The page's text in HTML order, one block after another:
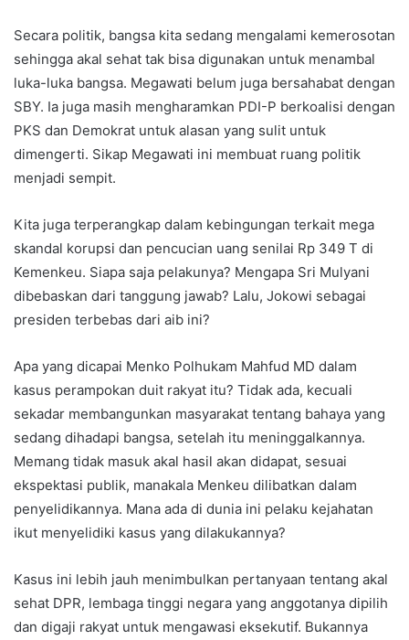
Secara politik, bangsa kita sedang mengalami kemerosotan
sehingga akal sehat tak bisa digunakan untuk menambal
luka-luka bangsa. Megawati belum juga bersahabat dengan
SBY. Ia juga masih mengharamkan PDI-P berkoalisi dengan
PKS dan Demokrat untuk alasan yang sulit untuk
dimengerti. Sikap Megawati ini membuat ruang politik
menjadi sempit.
Kita juga terperangkap dalam kebingungan terkait mega
skandal korupsi dan pencucian uang senilai Rp 349 T di
Kemenkeu. Siapa saja pelakunya? Mengapa Sri Mulyani
dibebaskan dari tanggung jawab? Lalu, Jokowi sebagai
presiden terbebas dari aib ini?
Apa yang dicapai Menko Polhukam Mahfud MD dalam
kasus perampokan duit rakyat itu? Tidak ada, kecuali
sekadar membangunkan masyarakat tentang bahaya yang
sedang dihadapi bangsa, setelah itu meninggalkannya.
Memang tidak masuk akal hasil akan didapat, sesuai
ekspektasi publik, manakala Menkeu dilibatkan dalam
penyelidikannya. Mana ada di dunia ini pelaku kejahatan
ikut menyelidiki kasus yang dilakukannya?
Kasus ini lebih jauh menimbulkan pertanyaan tentang akal
sehat DPR, lembaga tinggi negara yang anggotanya dipilih
dan digaji rakyat untuk mengawasi eksekutif. Bukannya